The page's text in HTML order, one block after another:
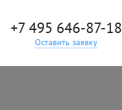
+7 495 646-87-18
Оставить заявку